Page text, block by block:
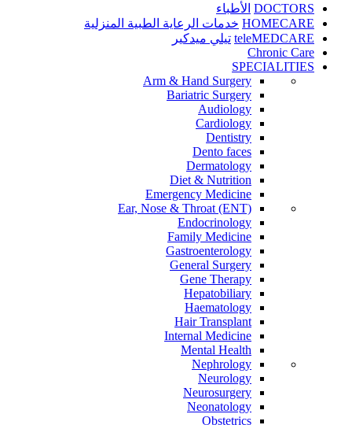
DOCTORS الأطباء
HOMECARE خدمات الرعاية الطبية المنزلية
teleMEDCARE تيلي ميدكير
Chronic Care
SPECIALITIES
Arm & Hand Surgery
Bariatric Surgery
Audiology
Cardiology
Dentistry
Dento faces
Dermatology
Diet & Nutrition
Emergency Medicine
Ear, Nose & Throat (ENT)
Endocrinology
Family Medicine
Gastroenterology
General Surgery
Gene Therapy
Hepatobiliary
Haematology
Hair Transplant
Internal Medicine
Mental Health
Nephrology
Neurology
Neurosurgery
Neonatology
Obstetrics